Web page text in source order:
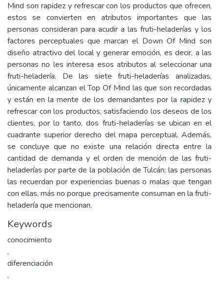
Mind son rapidez y refrescar con los productos que ofrecen,
estos se convierten en atributos importantes que las
personas consideran para acudir a las fruti-heladerías y los
factores perceptuales que marcan el Down Of Mind son
diseño atractivo del local y generar emoción, es decir, a las
personas no les interesa esos atributos al seleccionar una
fruti-heladería. De las siete fruti-heladerías analizadas,
únicamente alcanzan el Top Of Mind las que son recordadas
y están en la mente de los demandantes por la rapidez y
refrescar con los productos, satisfaciendo los deseos de los
clientes, por lo tanto, dos fruti-heladerías se ubican en el
cuadrante superior derecho del mapa perceptual. Además,
se concluye que no existe una relación directa entre la
cantidad de demanda y el orden de mención de las fruti-
heladerías por parte de la población de Tulcán; las personas
las recuerdan por experiencias buenas o malas que tengan
con ellas, más no porque precisamente consuman en la fruti-
heladería que mencionan.
Keywords
conocimiento
,
diferenciación
,